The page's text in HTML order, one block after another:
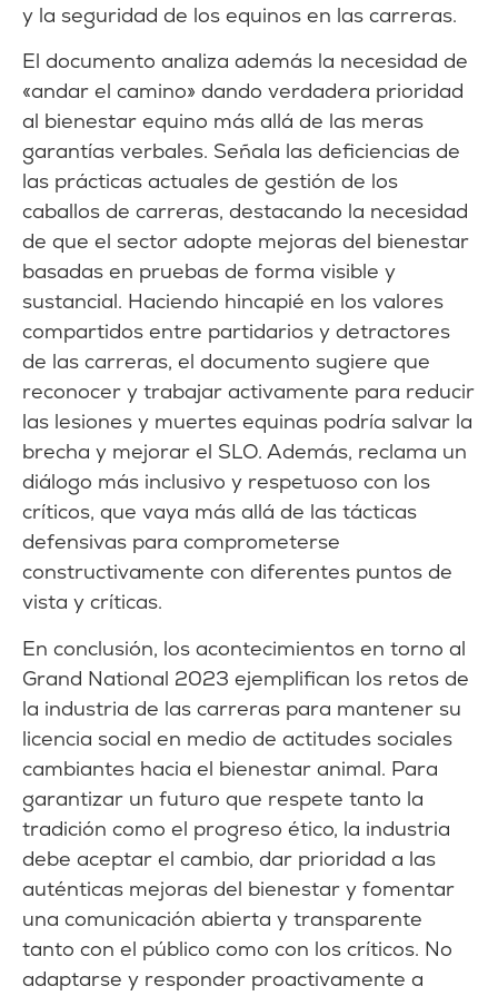
y la seguridad de los equinos en las carreras.
El documento analiza además la necesidad de
«andar el camino» dando verdadera prioridad
al bienestar equino más allá de las meras
garantías verbales. Señala las deficiencias de
las prácticas actuales de gestión de los
caballos de carreras, destacando la necesidad
de que el sector adopte mejoras del bienestar
basadas en pruebas de forma visible y
sustancial. Haciendo hincapié en los valores
compartidos entre partidarios y detractores
de las carreras, el documento sugiere que
reconocer y trabajar activamente para reducir
las lesiones y muertes equinas podría salvar la
brecha y mejorar el SLO. Además, reclama un
diálogo más inclusivo y respetuoso con los
críticos, que vaya más allá de las tácticas
defensivas para comprometerse
constructivamente con diferentes puntos de
vista y críticas.
En conclusión, los acontecimientos en torno al
Grand National 2023 ejemplifican los retos de
la industria de las carreras para mantener su
licencia social en medio de actitudes sociales
cambiantes hacia el bienestar animal. Para
garantizar un futuro que respete tanto la
tradición como el progreso ético, la industria
debe aceptar el cambio, dar prioridad a las
auténticas mejoras del bienestar y fomentar
una comunicación abierta y transparente
tanto con el público como con los críticos. No
adaptarse y responder proactivamente a